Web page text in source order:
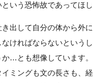
という恐怖故であってほ
き出して自分の体から外
なければならないという
か…とも想像しています。
イミングも文の長さも、